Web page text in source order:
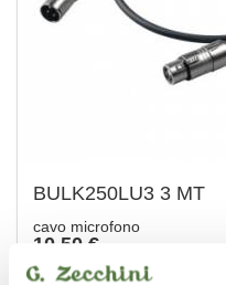
BULK250LU3 3 MT
cavo microfono
10,50 €